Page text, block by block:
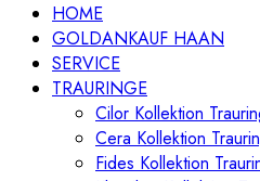
HOME
GOLDANKAUF HAAN
SERVICE
TRAURINGE
Cilor Kollektion
Cera Kollektion
Fides Kollektion